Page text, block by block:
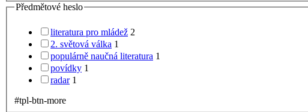
Předmětové heslo
literatura pro mládež 2
2. světová válka 1
populárně naučná literatura 1
povídky 1
radar 1
#tpl-btn-more